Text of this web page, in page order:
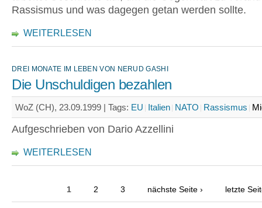
Rassismus und was dagegen getan werden sollte.
WEITERLESEN
DREI MONATE IM LEBEN VON NERUD GASHI
Die Unschuldigen bezahlen
WoZ (CH), 23.09.1999 | Tags: EU Italien NATO Rassismus
Aufgeschrieben von Dario Azzellini
WEITERLESEN
1 2 3 nächste Seite › letzte